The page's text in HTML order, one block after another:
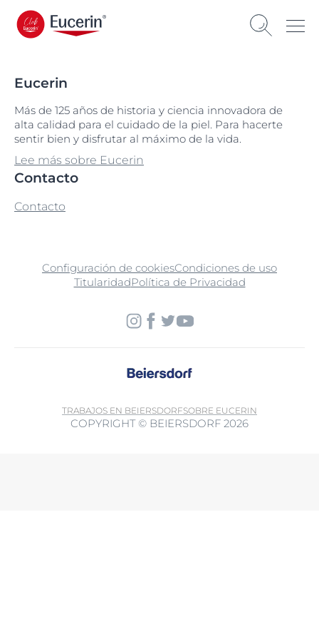
Eucerin
Más de 125 años de historia y ciencia innovadora de
alta calidad para el cuidado de la piel. Para hacerte
sentir bien y disfrutar al máximo de la vida.
Lee más sobre Eucerin
Contacto
Contacto
Configuración de cookiesCondiciones de uso
TitularidadPolítica de Privacidad
TRABAJOS EN BEIERSDORFSOBRE EUCERIN
COPYRIGHT © BEIERSDORF 2026